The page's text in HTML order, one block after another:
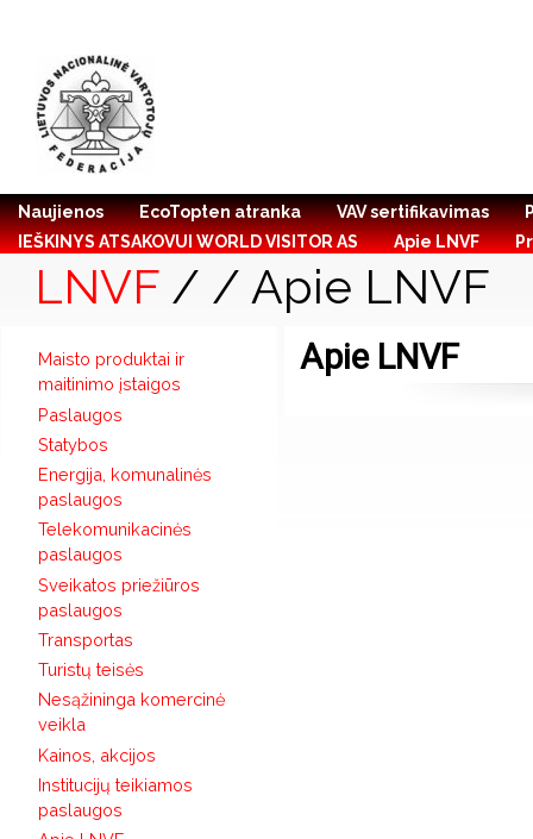
Naujienos EcoTopten atranka VAV sertifikavimas
IEŠKINYS ATSAKOVUI WORLD VISITOR AS
Apie LNVF
LNVF/ / Apie LNVF
Maisto produktai ir
maitinimo įstaigos
Paslaugos
Statybos
Energija, komunalinės
paslaugos
Telekomunikacinės
paslaugos
Sveikatos priežiūros
paslaugos
Transportas
Turistų teisės
Nesąžininga komercinė
veikla
Kainos, akcijos
Institucijų teikiamos
paslaugos
Apie LNVF